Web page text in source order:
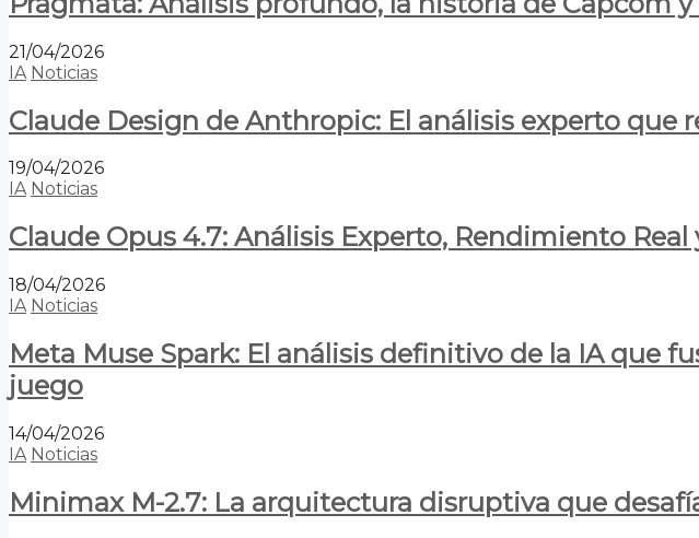
21/04/2026
IA Noticias
Claude Design de Anthropic: El análisis experto
19/04/2026
IA Noticias
Claude Opus 4.7: Análisis Experto, Rendimiento
18/04/2026
IA Noticias
Meta Muse Spark: El análisis definitivo de la IA que
juego
14/04/2026
IA Noticias
Minimax M-2.7: La arquitectura disruptiva que